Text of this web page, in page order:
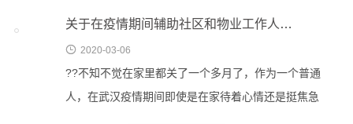
关于在疫情期间辅助社区和物业工作人员发放蔬菜系统软件的一些设计思路
 2020-03-06
??不知不觉在家里都关了一个多月了，作为一个普通
人，在武汉疫情期间即使是在家待着心情还是挺焦急